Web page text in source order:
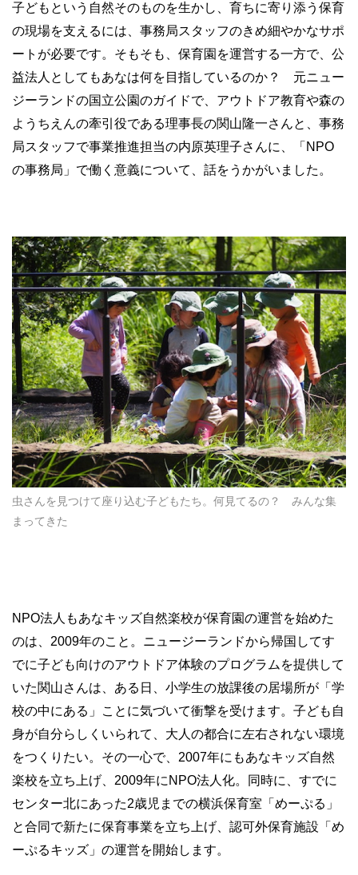
子どもという自然そのものを生かし、育ちに寄り添う保育
の現場を支えるには、事務局スタッフのきめ細やかなサポ
ートが必要です。そもそも、保育園を運営する一方で、公
益法人としてもあなは何を目指しているのか？ 元ニュー
ジーランドの国立公園のガイドで、アウトドア教育や森の
ようちえんの牽引役である理事長の関山隆一さんと、事務
局スタッフで事業推進担当の内原英理子さんに、「NPO
の事務局」で働く意義について、話をうかがいました。
虫さんを見つけて座り込む子どもたち。何見てるの？ みんな集
まってきた
NPO法人もあなキッズ自然楽校が保育園の運営を始めた
のは、2009年のこと。ニュージーランドから帰国してす
でに子ども向けのアウトドア体験のプログラムを提供して
いた関山さんは、ある日、小学生の放課後の居場所が「学
校の中にある」ことに気づいて衝撃を受けます。子ども自
身が自分らしくいられて、大人の都合に左右されない環境
をつくりたい。その一心で、2007年にもあなキッズ自然
楽校を立ち上げ、2009年にNPO法人化。同時に、すでに
センター北にあった2歳児までの横浜保育室「めーぷる」
と合同で新たに保育事業を立ち上げ、認可外保育施設「め
ーぷるキッズ」の運営を開始します。